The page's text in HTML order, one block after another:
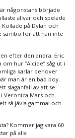
någonstans började
allvar och spelade
Kollade på Dylan och
sambo för att han inte
efter den andra. Eric
hur “Alcide” såg ut i
karlar behöver
man är en bad boy.
slaganfall av att se
Veronica Mars och…
så jävla gammal och
Kommer jag vara 60
på alla